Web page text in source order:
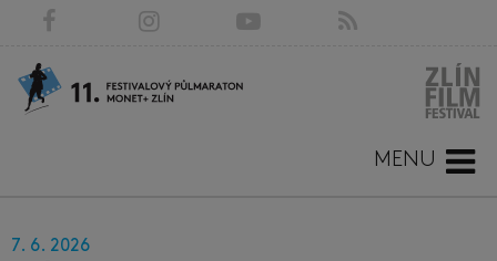
MENU
7. 6. 2026